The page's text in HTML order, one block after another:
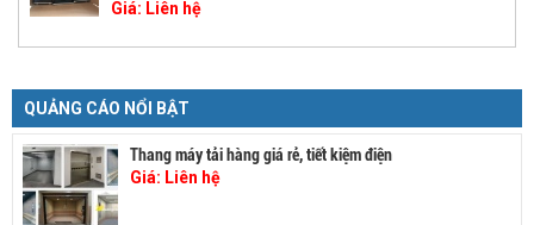
Giá: Liên hệ
QUẢNG CÁO NỔI BẬT
Thang máy tải hàng giá rẻ, tiết kiệm điện
Giá: Liên hệ